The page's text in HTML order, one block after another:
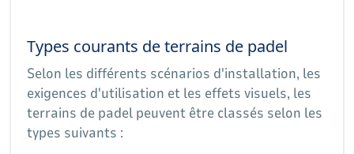
Types courants de terrains de padel
Selon les différents scénarios d'installation, les
exigences d'utilisation et les effets visuels, les
terrains de padel peuvent être classés selon les
types suivants :